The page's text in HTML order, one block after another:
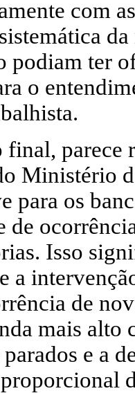
com
podiam ter
o
parece
Ministério
para os
de
Isso
a
de
mais alto
e a